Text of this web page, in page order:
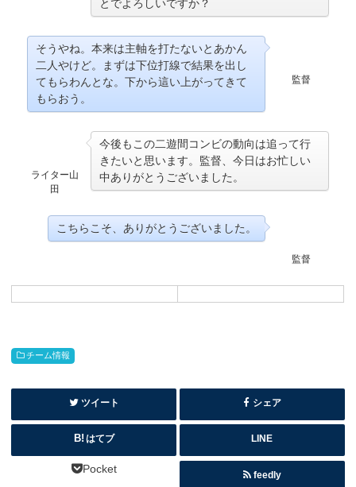
とでよろしいですか？
監督
そうやね。本来は主軸を打たないとあかん
二人やけど。まずは下位打線で結果を出し
てもらわんとな。下から這い上がってきて
もらおう。
ライター山
田
今後もこの二遊間コンビの動向は追って行
きたいと思います。監督、今日はお忙しい
中ありがとうございました。
監督
こちらこそ、ありがとうございました。
チーム情報
ツイート シェア
はてブ LINE
Pocket feedly